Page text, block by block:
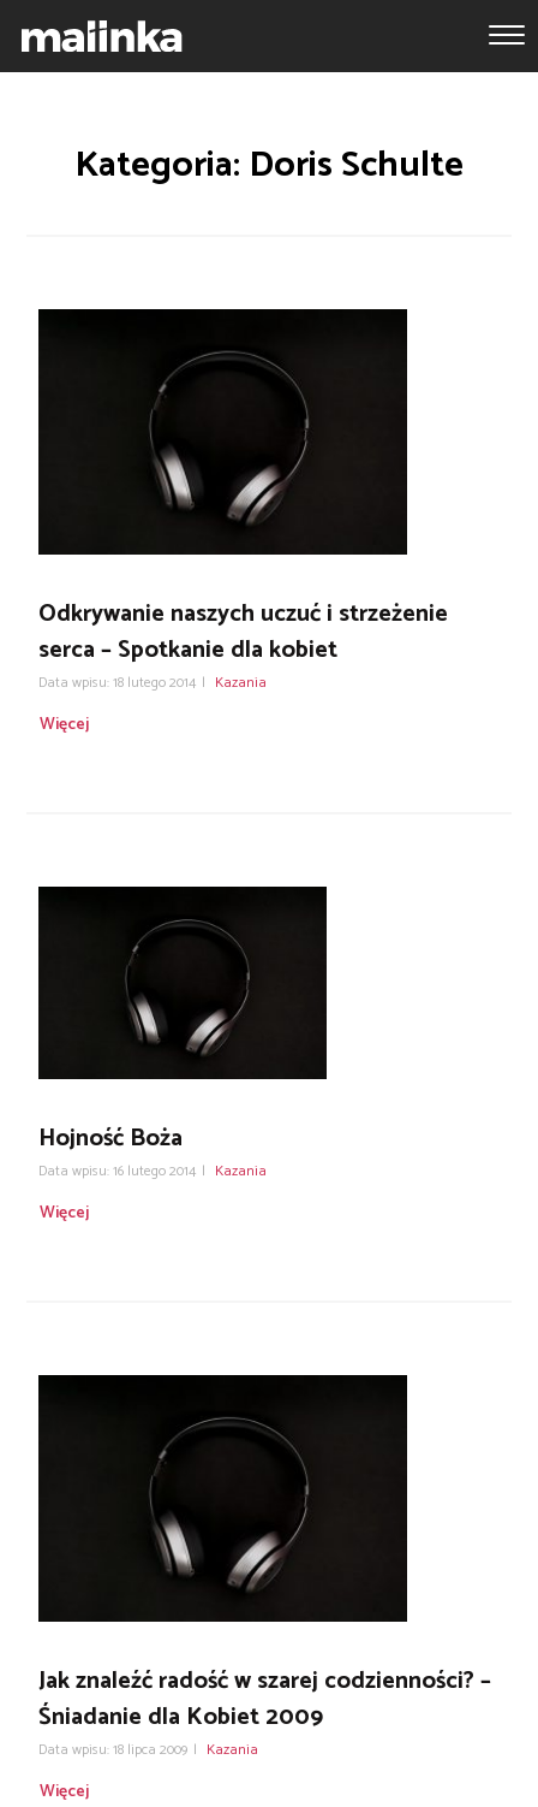
Kategoria: Doris Schulte
Odkrywanie naszych uczuć i strzeżenie
serca – Spotkanie dla kobiet
Data wpisu: 18 lutego 2014 | Kazania
Więcej
Hojność Boża
Data wpisu: 16 lutego 2014 | Kazania
Więcej
Jak znaleźć radość w szarej codzienności? –
Śniadanie dla Kobiet 2009
Data wpisu: 18 lipca 2009 | Kazania
Więcej